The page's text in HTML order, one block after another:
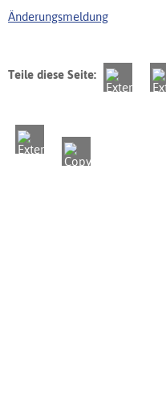
Änderungsmeldung
Teile diese Seite: